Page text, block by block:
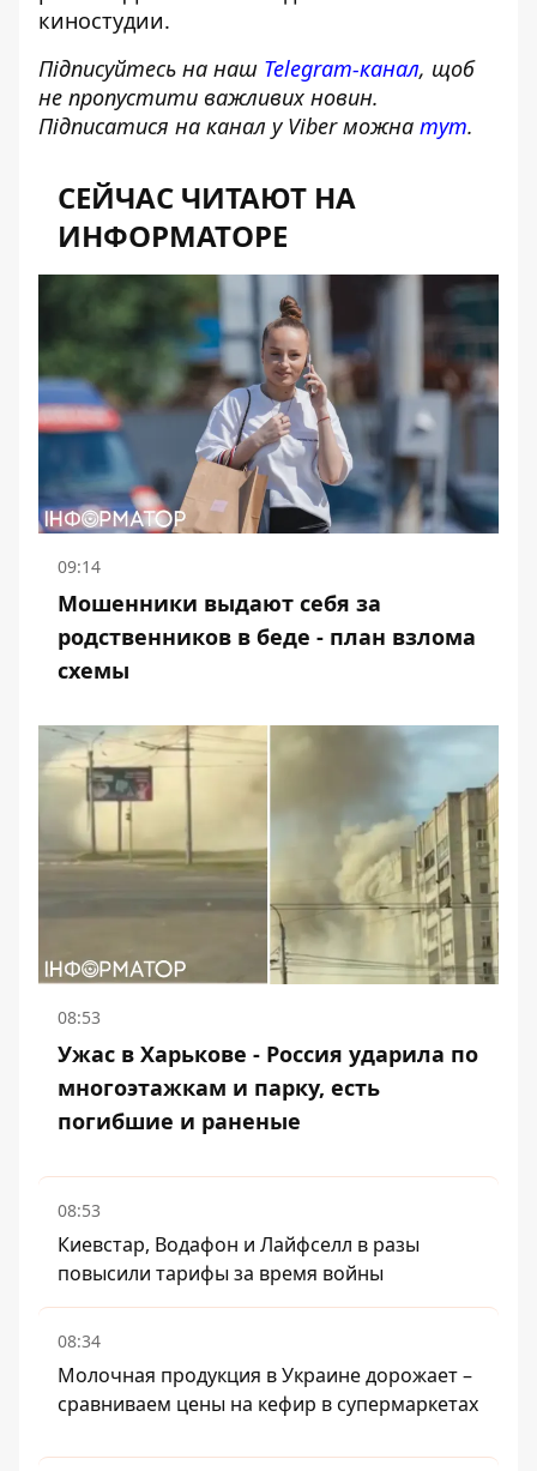
киностудии.
Підписуйтесь на наш Telegram-канал, щоб
не пропустити важливих новин.
Підписатися на канал у Viber можна тут.
СЕЙЧАС ЧИТАЮТ НА
ИНФОРМАТОРЕ
09:14
Мошенники выдают себя за
родственников в беде - план взлома
схемы
08:53
Ужас в Харькове - Россия ударила по
многоэтажкам и парку, есть
погибшие и раненые
08:53
Киевстар, Водафон и Лайфселл в разы
повысили тарифы за время войны
08:34
Молочная продукция в Украине дорожает –
сравниваем цены на кефир в супермаркетах